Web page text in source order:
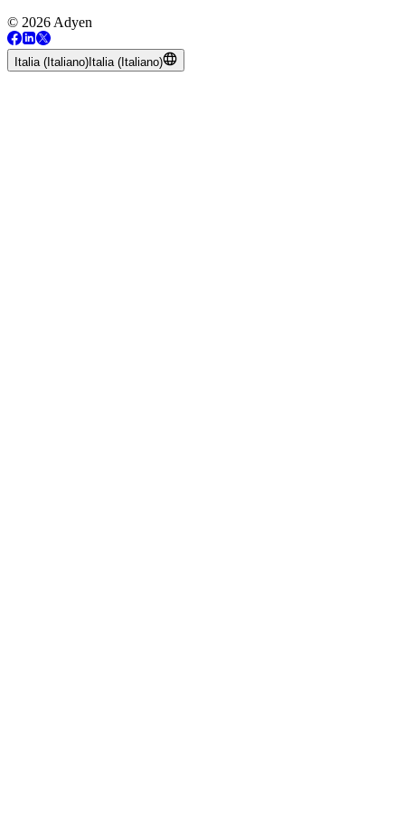
© 2026 Adyen
Italia (Italiano) Italia (Italiano)